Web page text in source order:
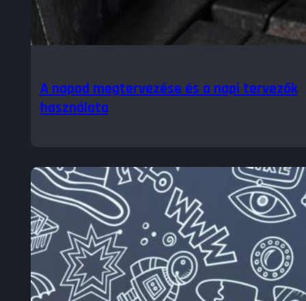
A napod megtervezése és a napi tervezők
használata